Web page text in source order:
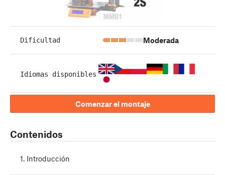
Dificultad Moderada
Idiomas disponibles
Comenzar el montaje
Contenidos
1. Introducción